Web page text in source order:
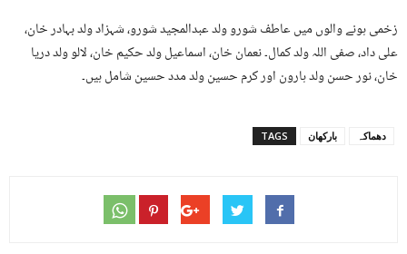
زخمی ہونے والوں میں عاطف شورو ولد عبدالمجید شورو، شہزاد ولد بہادر خان،
علی داد، صفی اللہ ولد کمال۔ نعمان خان، اسماعیل ولد حکیم خان، لالو ولد دریا
خان، نور حسن ولد ہارون اور کرم حسین ولد مدد حسین شامل ہیں۔
TAGS بارکھان دھماکہ